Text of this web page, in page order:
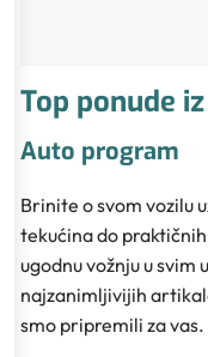
Top ponude
Auto program
Brinite o svom vozilu
tekućina do
ugodnu vožnju u
najzanimljivijih
smo pripremili za vas.